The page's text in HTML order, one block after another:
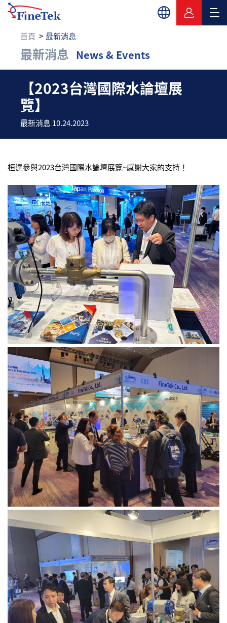
首頁 最新消息
最新消息 News & Events
【2023台灣國際水論
【2023台灣國際水論壇展
覽】
最新消息 10.24.2023
桓達參與2023台灣國際水論壇展覽~感謝大家的支持！